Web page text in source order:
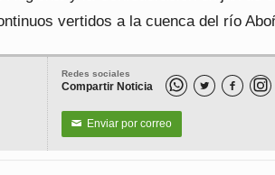
vertidos a la cuenca del río
Redes sociales
Compartir Noticia  
✉ Enviar por correo